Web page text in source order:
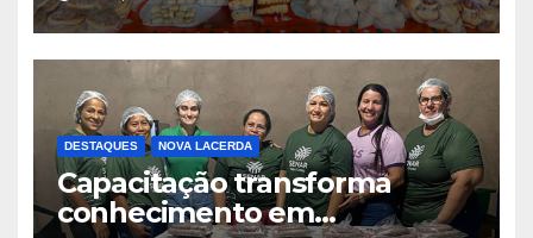
SENAR-MT e Sindicato Rural
DESTAQUES NOVA LACERDA
Capacitação transforma
conhecimento em